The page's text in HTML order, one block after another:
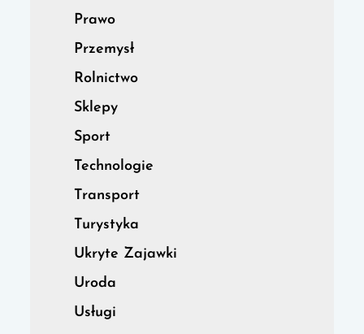
Prawo
Przemysł
Rolnictwo
Sklepy
Sport
Technologie
Transport
Turystyka
Ukryte Zajawki
Uroda
Usługi